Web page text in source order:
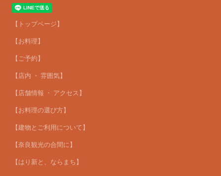
【トップページ】
【お料理】
【ご予約】
【店内 ・ 雰囲気】
【店舗情報 ・ アクセス】
【お料理の選び方】
【建物とご利用について】
【奈良観光の合間に】
【はり新と、ならまち】